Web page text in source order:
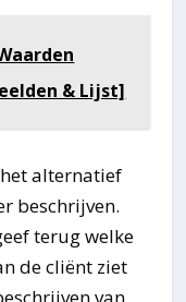
& Lijst]
alternatief
beschrijven.
terug welke
de cliënt ziet
van